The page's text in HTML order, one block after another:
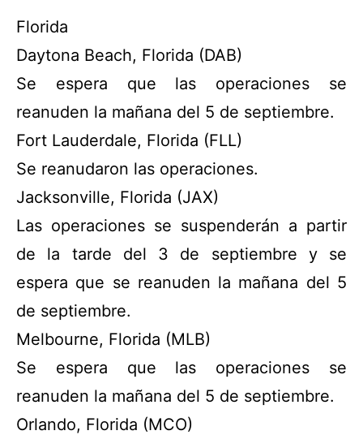
Florida
Daytona Beach, Florida (DAB)
Se espera que las operaciones se
reanuden la mañana del 5 de septiembre.
Fort Lauderdale, Florida (FLL)
Se reanudaron las operaciones.
Jacksonville, Florida (JAX)
Las operaciones se suspenderán a partir
de la tarde del 3 de septiembre y se
espera que se reanuden la mañana del 5
de septiembre.
Melbourne, Florida (MLB)
Se espera que las operaciones se
reanuden la mañana del 5 de septiembre.
Orlando, Florida (MCO)